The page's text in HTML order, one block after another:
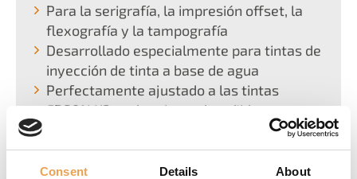
Consent Details About
Para la serigrafía, la impresión offset, la
flexografía y la tampografía
Desarrollado especialmente para tintas de
inyección de tinta a base de agua
Perfectamente ajustado a las tintas
EPSON K3 y a las tintas de teñido
inyección de tinta estándar de casi todos
los fabricantes